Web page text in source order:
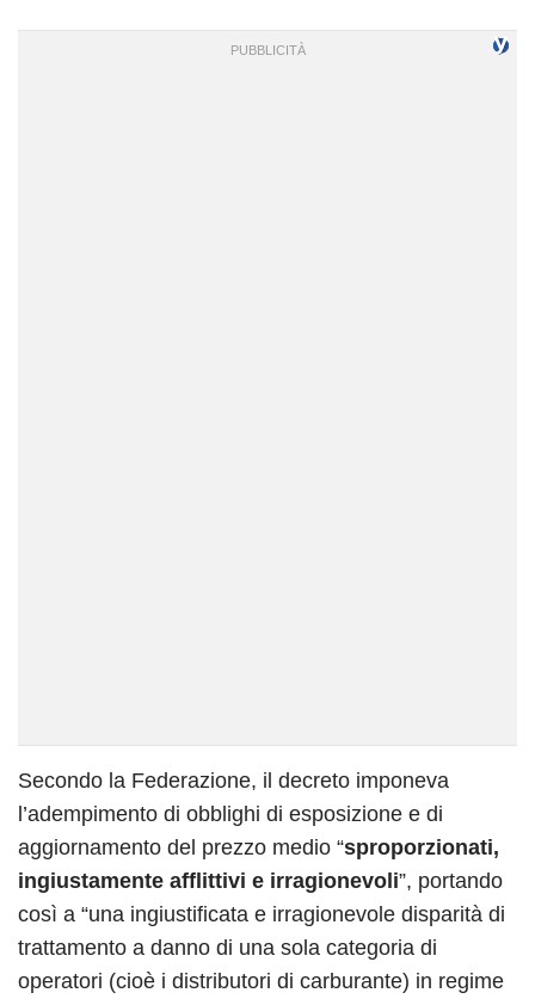
Secondo la Federazione, il decreto imponeva
l’adempimento di obblighi di esposizione e di
aggiornamento del prezzo medio “sproporzionati,
ingiustamente afflittivi e irragionevoli”, portando
così a “una ingiustificata e irragionevole disparità di
trattamento a danno di una sola categoria di
operatori (cioè i distributori di carburante) in regime